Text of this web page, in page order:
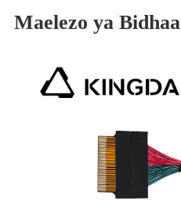
Maelezo ya Bidhaa